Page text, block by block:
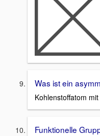
Was ist ein
Kohlenstoffatom
Funktionelle